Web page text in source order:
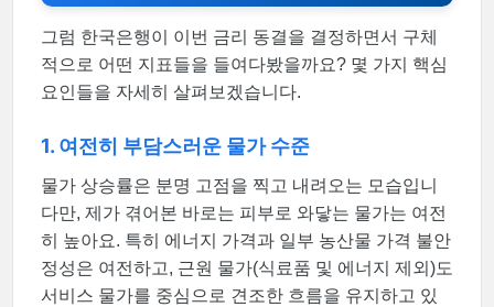
그럼 한국은행이 이번 금리 동결을 결정하면서 구체
적으로 어떤 지표들을 들여다봤을까요? 몇 가지 핵심
요인들을 자세히 살펴보겠습니다.
1. 여전히 부담스러운 물가 수준
물가 상승률은 분명 고점을 찍고 내려오는 모습입니
다만, 제가 겪어본 바로는 피부로 와닿는 물가는 여전
히 높아요. 특히 에너지 가격과 일부 농산물 가격 불안
정성은 여전하고, 근원 물가(식료품 및 에너지 제외)도
서비스 물가를 중심으로 견조한 흐름을 유지하고 있